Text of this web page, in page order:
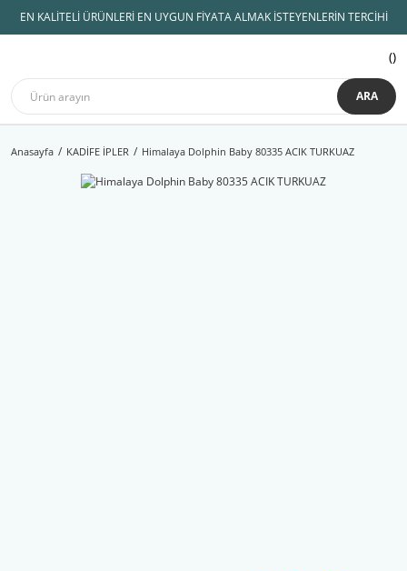
EN KALİTELİ ÜRÜNLERİ EN UYGUN FİYATA ALMAK İSTEYENLERİN TERCİHİ
ARA
Anasayfa KADİFE İPLER Himalaya Dolphin Baby 80335 ACIK TURKUAZ